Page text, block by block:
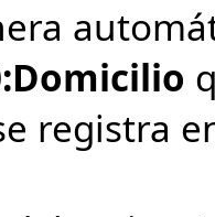
registra